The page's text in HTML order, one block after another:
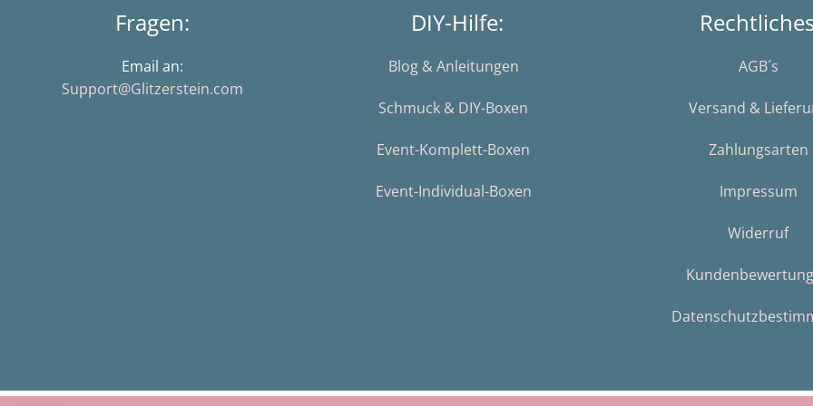
Fragen:
Email an:
Support@Glitzerstein.com
DIY-Hilfe:
Blog & Anleitungen
Schmuck & DIY-Boxen
Event-Komplett-Boxen
Event-Individual-Boxen
AGB´s
Versand &
Zahlungsarten
Impressum
Widerruf